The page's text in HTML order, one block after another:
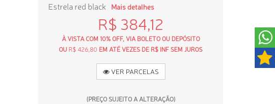
Estrela red black Mais detalhes
R$ 384,12
À VISTA COM 10% OFF, VIA BOLETO OU DEPÓSITO
OU R$ 426,80 EM ATÉ VEZES DE R$ INF SEM JUROS
VER PARCELAS
(PREÇO SUJEITO A ALTERAÇÃO)